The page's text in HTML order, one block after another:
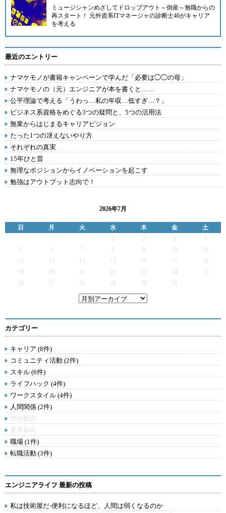
ミュージシャンめざしてドロップアウト～倒産～無職からの
再スタート！ 元外資系ITマネージャの診断士46がキャリア
を考える
最近のエントリー
ナマケモノが書籍キャンペーンで学んだ「必要は◯◯の母」
ナマケモノの（元）エンジニアが本を書くと……
公平理論で考える「うわっ…私の年収…低すぎ…？」
ビジネス系資格をめぐる3つの疑問と、5つの活用法
無業からはじまるキャリアビジョン
たった1つの冴えないやり方
それぞれの真実
15年ひと昔
無理なポジションからイノベーションを起こす
勉強はアウトプット志向で！
2026年7月
日 月 火 水 木 金
土
2 3
4
5
6 7 9
12
13 14 15 16 17
19
20 21 22 23 24
25
26
27 28 29 30 31
カテゴリー
キャリア (8件)
コミュニティ活動 (2件)
スキル (6件)
ライフハック (4件)
ワークスタイル (4件)
人間関係 (2件)
技術動向
業界動向
職場 (1件)
転職活動 (3件)
エンジニアライフ 最新の投稿
私は技術屋だ-便利になるほど、人間は弱くなるのか